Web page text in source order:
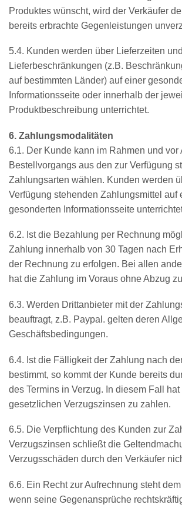
Produktes wünscht, wird der Verkäufer
bereits erbrachte Gegenleistungen
5.4. Kunden werden über Lieferzeiten und
Lieferbeschränkungen (z.B.
auf bestimmten Länder) auf einer
Informationsseite oder innerhalb der
Produktbeschreibung unterrichtet.
6. Zahlungsmodalitäten
6.1. Der Kunde kann im Rahmen und vor
Bestellvorgangs aus den zur Verfügung
Zahlungsarten wählen. Kunden werden
Verfügung stehenden Zahlungsmittel auf
gesonderten Informationsseite
6.2. Ist die Bezahlung per Rechnung
Zahlung innerhalb von 30 Tagen nach
der Rechnung zu erfolgen. Bei allen
hat die Zahlung im Voraus ohne Abzug
6.3. Werden Drittanbieter mit der
beauftragt, z.B. Paypal. gelten deren
Geschäftsbedingungen.
6.4. Ist die Fälligkeit der Zahlung nach
bestimmt, so kommt der Kunde bereits
des Termins in Verzug. In diesem Fall
gesetzlichen Verzugszinsen zu zahlen.
6.5. Die Verpflichtung des Kunden zur
Verzugszinsen schließt die
Verzugsschäden durch den Verkäufer
6.6. Ein Recht zur Aufrechnung steht
wenn seine Gegenansprüche